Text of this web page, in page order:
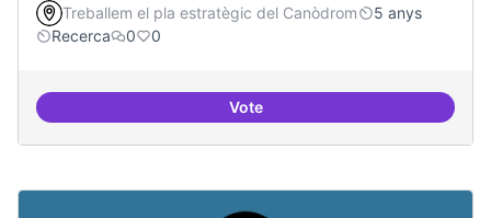
Treballem el pla estratègic del Canòdrom
5 anys
Recerca
0 0
VotePublicar regularment en